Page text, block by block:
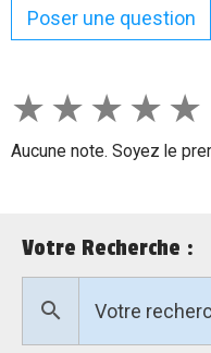
Poser une question
★ ★ ★ ★ ★
Aucune note. Soyez le
Votre Recherche :